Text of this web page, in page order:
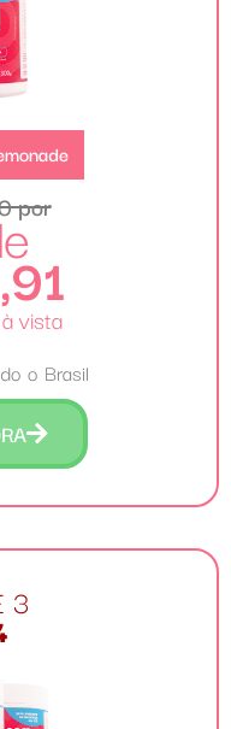
por
à vista
o Brasil
3